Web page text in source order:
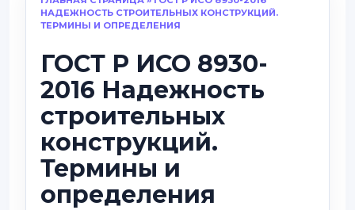
НАДЕЖНОСТЬ СТРОИТЕЛЬНЫХ КОНСТРУКЦИЙ.
ТЕРМИНЫ И ОПРЕДЕЛЕНИЯ
ГОСТ Р ИСО 8930-
2016 Надежность
строительных
конструкций.
Термины и
определения